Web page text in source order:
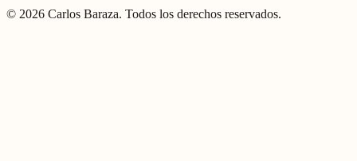
© 2026 Carlos Baraza. Todos los derechos reservados.